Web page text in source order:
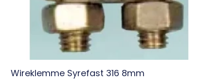
Wireklemme Syrefast 316 8mm